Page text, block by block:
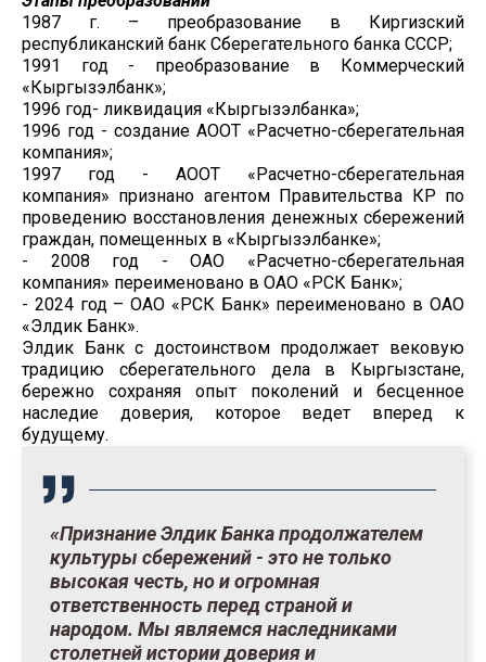
1987 г. – преобразование в Киргизский
республиканский банк Сберегательного банка СССР;
1991 год - преобразование в Коммерческий
«Кыргызэлбанк»;
1996 год- ликвидация «Кыргызэлбанка»;
1996 год - создание АООТ «Расчетно-сберегательная
компания»;
1997 год - АООТ «Расчетно-сберегательная
компания» признано агентом Правительства КР по
проведению восстановления денежных сбережений
граждан, помещенных в «Кыргызэлбанке»;
- 2008 год - ОАО «Расчетно-сберегательная
компания» переименовано в ОАО «РСК Банк»;
- 2024 год – ОАО «РСК Банк» переименовано в ОАО
«Элдик Банк».
Элдик Банк с достоинством продолжает вековую
традицию сберегательного дела в Кыргызстане,
бережно сохраняя опыт поколений и бесценное
наследие доверия, которое ведет вперед к
будущему.
«Признание Элдик Банка продолжателем
культуры сбережений - это не только
высокая честь, но и огромная
ответственность перед страной и
народом. Мы являемся наследниками
столетней истории доверия и